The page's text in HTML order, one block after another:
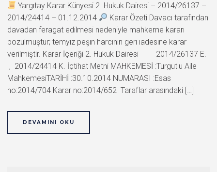
Yargıtay Karar Künyesi 2. Hukuk Dairesi – 2014/26137 –
2014/24414 – 01.12.2014
Karar Özeti Davacı tarafından
davadan feragat edilmesi nedeniyle mahkeme kararı
bozulmuştur; temyiz peşin harcının geri iadesine karar
verilmiştir. Karar İçeriği 2. Hukuk Dairesi 2014/26137 E.
, 2014/24414 K. İçtihat Metni MAHKEMESİ :Turgutlu Aile
MahkemesiTARİHİ :30.10.2014 NUMARASI :Esas
no:2014/704 Karar no:2014/652 Taraflar arasındaki […]
DEVAMINI OKU